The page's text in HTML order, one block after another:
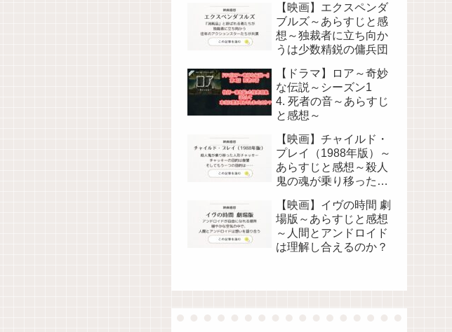
【映画】エクスペンダ
ブルズ～あらすじと感
想～独裁者に立ち向か
うは少数精鋭の傭兵団
【ドラマ】ロア～奇妙
な伝説～シーズン1
4. 死者の音～あらすじ
と感想～
【映画】チャイルド・
プレイ（1988年版）～
あらすじと感想～殺人
鬼の魂が乗り移った人
【映画】イヴの時間 劇
場版～あらすじと感想
～人間とアンドロイド
は理解し合えるのか？